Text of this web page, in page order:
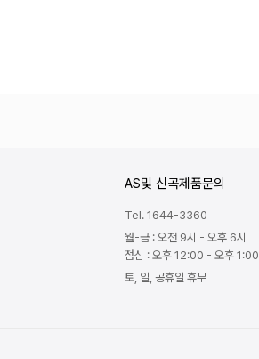
AS및 신곡제품문의
Tel. 1644-3360
월-금 : 오전 9시 - 오후 6시
점심 : 오후 12:00 - 오후 1:00
토, 일, 공휴일 휴무